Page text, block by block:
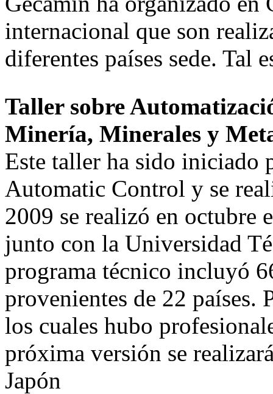
internacional que son
diferentes países sede. Tal
Taller sobre
Minería, Minerales y
Este taller ha sido iniciado
Automatic Control y se
2009 se realizó en octubre
junto con la Universidad
programa técnico incluyó
provenientes de 22 países.
los cuales hubo
próxima versión se
Japón